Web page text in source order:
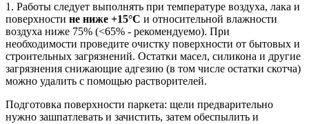
1. Работы следует выполнять при температуре воздуха, лака и
поверхности не ниже +15°С и относительной влажности
воздуха ниже 75% (<65% - рекомендуемо). При
необходимости проведите очистку поверхности от бытовых и
строительных загрязнений. Остатки масел, силикона и другие
загрязнения снижающие адгезию (в том числе остатки скотча)
можно удалить с помощью растворителей.
Подготовка поверхности паркета: щели предварительно
нужно зашпатлевать и зачистить, затем обеспылить и